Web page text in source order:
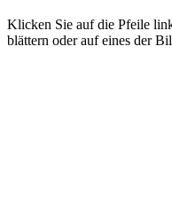
Klicken Sie auf die Pfeile
blättern oder auf eines der